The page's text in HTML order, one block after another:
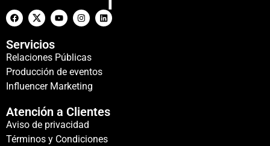
Servicios
Relaciones Públicas
Producción de eventos
Influencer Marketing
Atención a Clientes
Aviso de privacidad
Términos y Condiciones